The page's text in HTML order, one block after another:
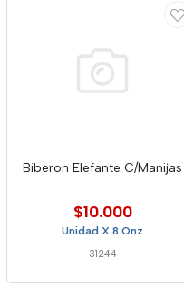
Biberon Elefante C/Manijas
$10.000
Unidad X 8 Onz
31244